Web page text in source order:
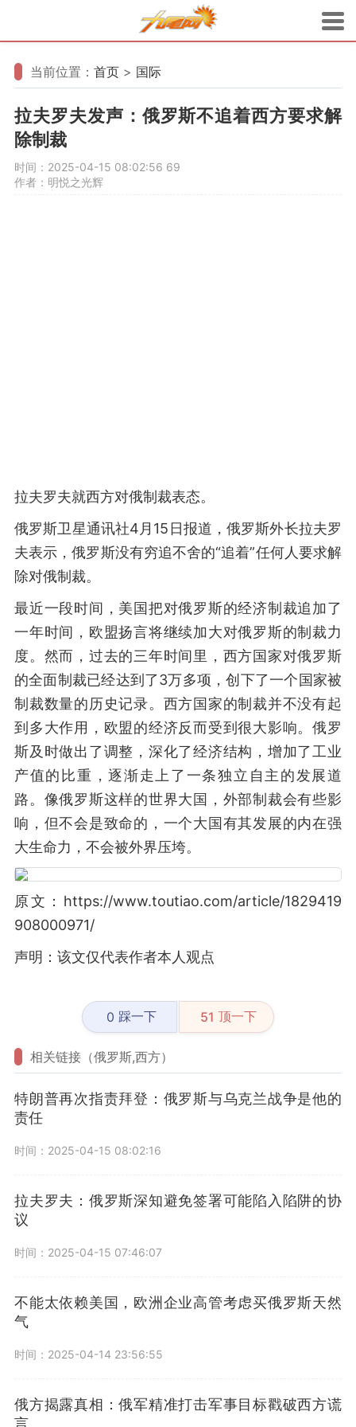
当前位置： 首页 > 国际
拉夫罗夫发声：俄罗斯不追着西方要求解
除制裁
时间：2025-04-15 08:02:56 69
作者：明悦之光辉
拉夫罗夫就西方对俄制裁表态。
俄罗斯卫星通讯社4月15日报道，俄罗斯外长拉夫罗
夫表示，俄罗斯没有穷追不舍的“追着”任何人要求解
除对俄制裁。
最近一段时间，美国把对俄罗斯的经济制裁追加了
一年时间，欧盟扬言将继续加大对俄罗斯的制裁力
度。然而，过去的三年时间里，西方国家对俄罗斯
的全面制裁已经达到了3万多项，创下了一个国家被
制裁数量的历史记录。西方国家的制裁并不没有起
到多大作用，欧盟的经济反而受到很大影响。俄罗
斯及时做出了调整，深化了经济结构，增加了工业
产值的比重，逐渐走上了一条独立自主的发展道
路。像俄罗斯这样的世界大国，外部制裁会有些影
响，但不会是致命的，一个大国有其发展的内在强
大生命力，不会被外界压垮。
原文：https://www.toutiao.com/article/1829419
908000971/
声明：该文仅代表作者本人观点
0 踩一下 51 顶一下
相关链接（俄罗斯,西方）
特朗普再次指责拜登：俄罗斯与乌克兰战争是他的
责任
时间：2025-04-15 08:02:16
拉夫罗夫：俄罗斯深知避免签署可能陷入陷阱的协
议
时间：2025-04-15 07:46:07
不能太依赖美国，欧洲企业高管考虑买俄罗斯天然
气
时间：2025-04-14 23:56:55
俄方揭露真相：俄军精准打击军事目标戳破西方谎
言